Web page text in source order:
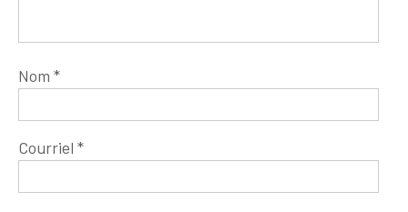
Nom *
Courriel *